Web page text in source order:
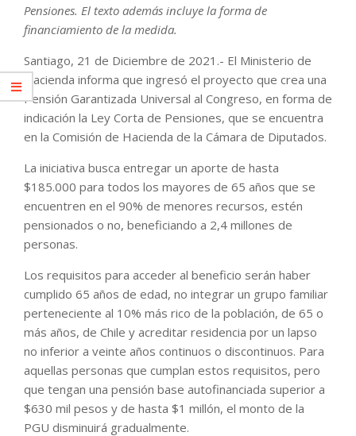
Pensiones. El texto además incluye la forma de
financiamiento de la medida.
Santiago, 21 de Diciembre de 2021.- El Ministerio de
Hacienda informa que ingresó el proyecto que crea una
Pensión Garantizada Universal al Congreso, en forma de
indicación la Ley Corta de Pensiones, que se encuentra
en la Comisión de Hacienda de la Cámara de Diputados.
La iniciativa busca entregar un aporte de hasta
$185.000 para todos los mayores de 65 años que se
encuentren en el 90% de menores recursos, estén
pensionados o no, beneficiando a 2,4 millones de
personas.
Los requisitos para acceder al beneficio serán haber
cumplido 65 años de edad, no integrar un grupo familiar
perteneciente al 10% más rico de la población, de 65 o
más años, de Chile y acreditar residencia por un lapso
no inferior a veinte años continuos o discontinuos. Para
aquellas personas que cumplan estos requisitos, pero
que tengan una pensión base autofinanciada superior a
$630 mil pesos y de hasta $1 millón, el monto de la
PGU disminuirá gradualmente.